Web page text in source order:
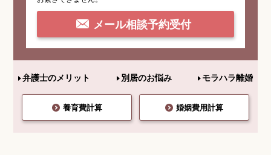
メール相談予約受付
弁護士のメリット 別居のお悩み モラハラ離婚
養育費計算 婚姻費用計算